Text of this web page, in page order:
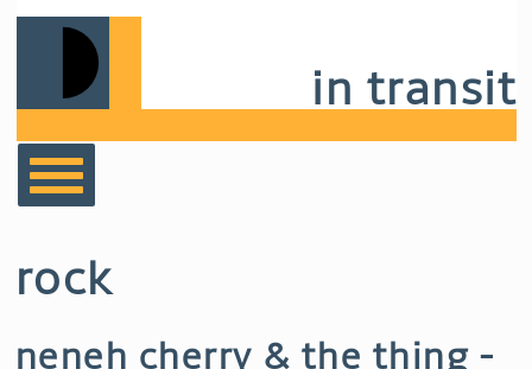
Skip
navigation
in transit
rock
neneh cherry & the thing -